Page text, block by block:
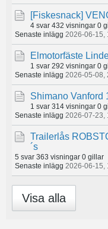
[Fiskesnack]
4 svar 432 visningar 0
Senaste inlägg 2026-06-15,
Elmotorfäste
1 svar 292 visningar 0
Senaste inlägg 2026-05-08,
Shimano Vanford
1 svar 314 visningar 0
Senaste inlägg 2026-07-23,
Trailerlås
´s
5 svar 363 visningar 0 gillar
Senaste inlägg 2026-06-15,
Visa alla